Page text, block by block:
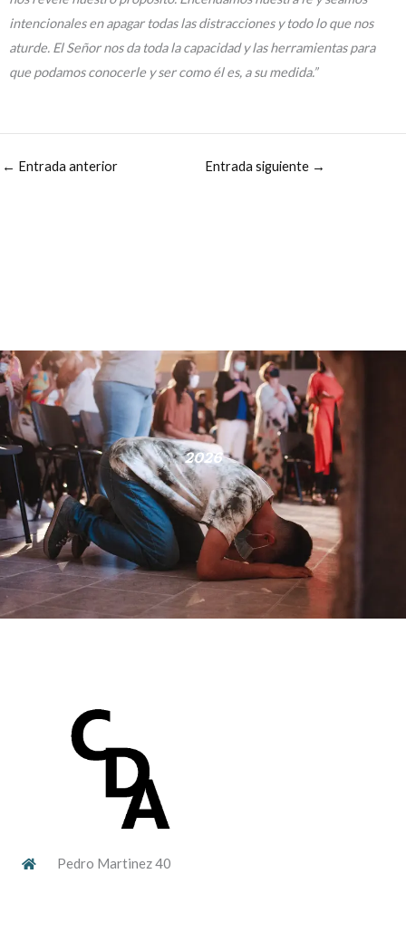
intencionales en apagar todas las distracciones y todo lo que nos
aturde. El Señor nos da toda la capacidad y las herramientas para
que podamos conocerle y ser como él es, a su medida.”
← Entrada anterior Entrada siguiente →
2026
Pedro Martinez 40